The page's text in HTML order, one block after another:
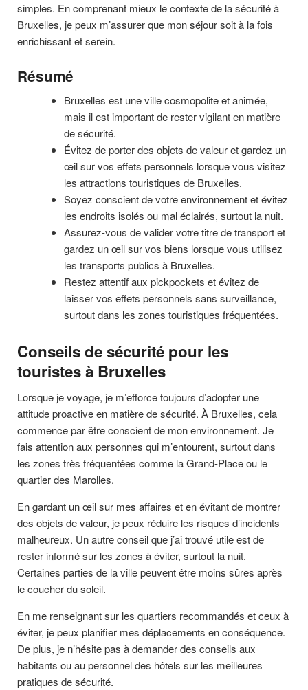
simples. En comprenant mieux le contexte de la sécurité à
Bruxelles, je peux m’assurer que mon séjour soit à la fois
enrichissant et serein.
Résumé
Bruxelles est une ville cosmopolite et animée,
mais il est important de rester vigilant en matière
de sécurité.
Évitez de porter des objets de valeur et gardez un
œil sur vos effets personnels lorsque vous visitez
les attractions touristiques de Bruxelles.
Soyez conscient de votre environnement et évitez
les endroits isolés ou mal éclairés, surtout la nuit.
Assurez-vous de valider votre titre de transport et
gardez un œil sur vos biens lorsque vous utilisez
les transports publics à Bruxelles.
Restez attentif aux pickpockets et évitez de
laisser vos effets personnels sans surveillance,
surtout dans les zones touristiques fréquentées.
Conseils de sécurité pour les
touristes à Bruxelles
Lorsque je voyage, je m’efforce toujours d’adopter une
attitude proactive en matière de sécurité. À Bruxelles, cela
commence par être conscient de mon environnement. Je
fais attention aux personnes qui m’entourent, surtout dans
les zones très fréquentées comme la Grand-Place ou le
quartier des Marolles.
En gardant un œil sur mes affaires et en évitant de montrer
des objets de valeur, je peux réduire les risques d’incidents
malheureux. Un autre conseil que j’ai trouvé utile est de
rester informé sur les zones à éviter, surtout la nuit.
Certaines parties de la ville peuvent être moins sûres après
le coucher du soleil.
En me renseignant sur les quartiers recommandés et ceux à
éviter, je peux planifier mes déplacements en conséquence.
De plus, je n’hésite pas à demander des conseils aux
habitants ou au personnel des hôtels sur les meilleures
pratiques de sécurité.